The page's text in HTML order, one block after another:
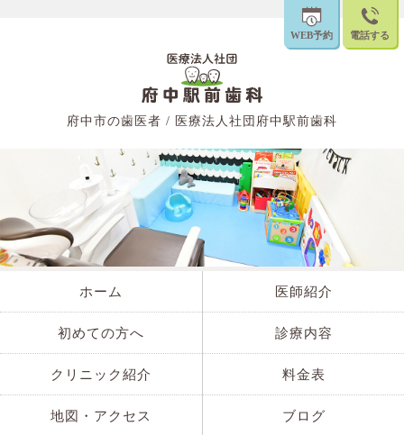
府中市の歯医者 / 医療法人社団府中駅前歯科
WEB予約 電話する
ホーム 医師紹介
初めての方へ 診療内容
クリニック紹介 料金表
地図・アクセス ブログ